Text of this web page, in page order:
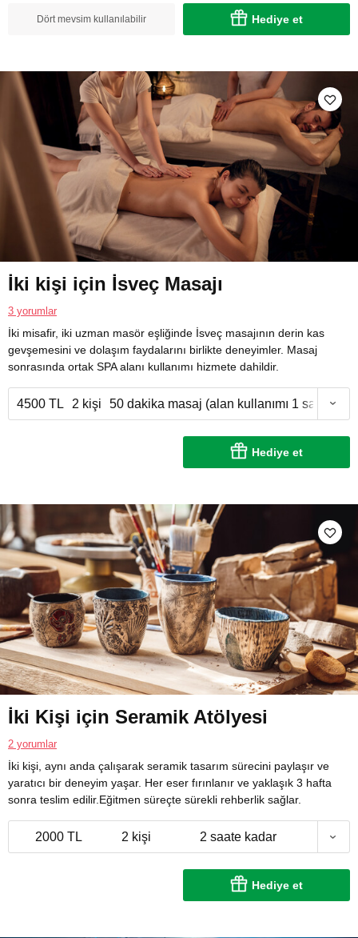
Dört mevsim kullanılabilir Hediye et
İki kişi için İsveç Masajı
3 yorumlar
İki misafir, iki uzman masör eşliğinde İsveç masajının derin kas
gevşemesini ve dolaşım faydalarını birlikte deneyimler. Masaj
sonrasında ortak SPA alanı kullanımı hizmete dahildir.
4500 TL 2 kişi 50 dakika masaj (alan kullanımı 1 saat)
Hediye et
İki Kişi için Seramik Atölyesi
2 yorumlar
İki kişi, aynı anda çalışarak seramik tasarım sürecini paylaşır ve
yaratıcı bir deneyim yaşar. Her eser fırınlanır ve yaklaşık 3 hafta
sonra teslim edilir.Eğitmen süreçte sürekli rehberlik sağlar.
2000 TL 2 kişi 2 saate kadar
Hediye et